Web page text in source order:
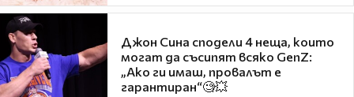
Джон Сина сподели 4 неща, които
могат да съсипят всяко GenZ:
„Ако ги имаш, провалът е
гарантиран“🧐💥